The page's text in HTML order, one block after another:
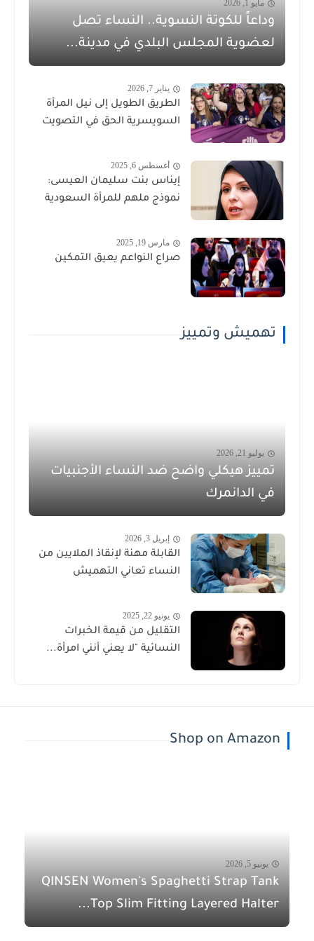
مايو 1, 2026
وداعاً للكوتة النسوية.. النساء تصل
لعضوية المجلس البلدي في مدينة...
يناير 7, 2026
الطريق الطويل إلى نيل المرأة
السويسرية الحق في التصويت
أغسطس 6, 2025
إيناس بنت سليمان العيسى:
نموذج ملهم للمرأة السعودية
مارس 19, 2025
صراع النواعم يعيق التمكين
تهميش وتمييز
يوليو 21, 2026
تمييز هيكلي واضح ضد النساء الأجنبيات
في الدانمرك
إبريل 3, 2026
القابلة مهنة لإنقاذ الملايين من
النساء تعاني التهميش
يونيو 22, 2025
التقليل من قيمة الخبرات
النسائية "لا يعني أنني امرأة...
Shop on Amazon
يونيو 5, 2026
QINSEN Women's Spaghetti Strap Tank
Top Slim Fitting Layered Halter...